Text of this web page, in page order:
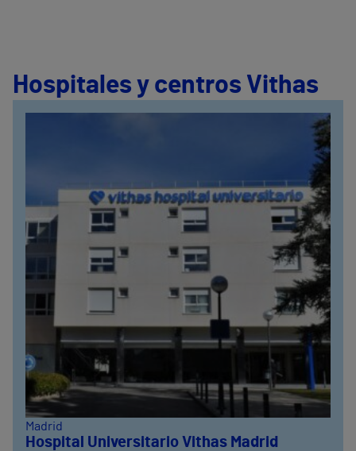
Hospitales y centros Vithas
Madrid
Hospital Universitario Vithas Madrid